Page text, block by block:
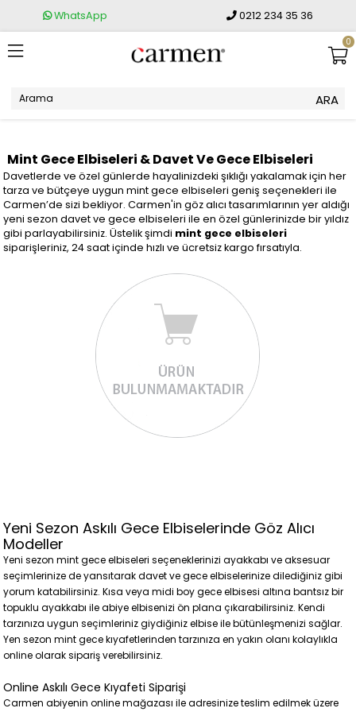
WhatsApp 0212 234 35 36
0
Mint Gece Elbiseleri & Davet Ve Gece Elbiseleri
Davetlerde ve özel günlerde hayalinizdeki şıklığı yakalamak için her
tarza ve bütçeye uygun mint gece elbiseleri geniş seçenekleri ile
Carmen’de sizi bekliyor. Carmen'in göz alıcı tasarımlarının yer aldığı
yeni sezon davet ve gece elbiseleri ile en özel günlerinizde bir yıldız
gibi parlayabilirsiniz. Üstelik şimdi mint gece elbiseleri
siparişleriniz, 24 saat içinde hızlı ve ücretsiz kargo fırsatıyla.
Yeni Sezon Askılı Gece Elbiselerinde Göz Alıcı
Modeller
Yeni sezon mint gece elbiseleri seçeneklerinizi ayakkabı ve aksesuar
seçimlerinize de yansıtarak davet ve gece elbiselerinize dilediğiniz gibi
yorum katabilirsiniz. Kısa veya midi boy gece elbisesi altına bantsız bir
topuklu ayakkabı ile abiye elbisenizi ön plana çıkarabilirsiniz. Kendi
tarzınıza uygun seçimleriniz giydiğiniz elbise ile bütünleşmenizi sağlar.
Yen sezon mint gece kıyafetlerinden tarzınıza en yakın olanı kolaylıkla
online olarak sipariş verebilirsiniz.
Online Askılı Gece Kıyafeti Siparişi
Carmen abiyenin online mağazası ile adresinize teslim edilmek üzere